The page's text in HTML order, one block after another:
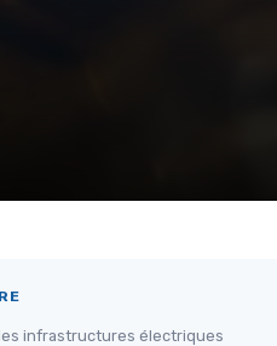
infrastructures électriques